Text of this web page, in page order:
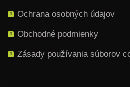
Ochrana osobných údajov
Obchodné podmienky
Zásady používania súborov